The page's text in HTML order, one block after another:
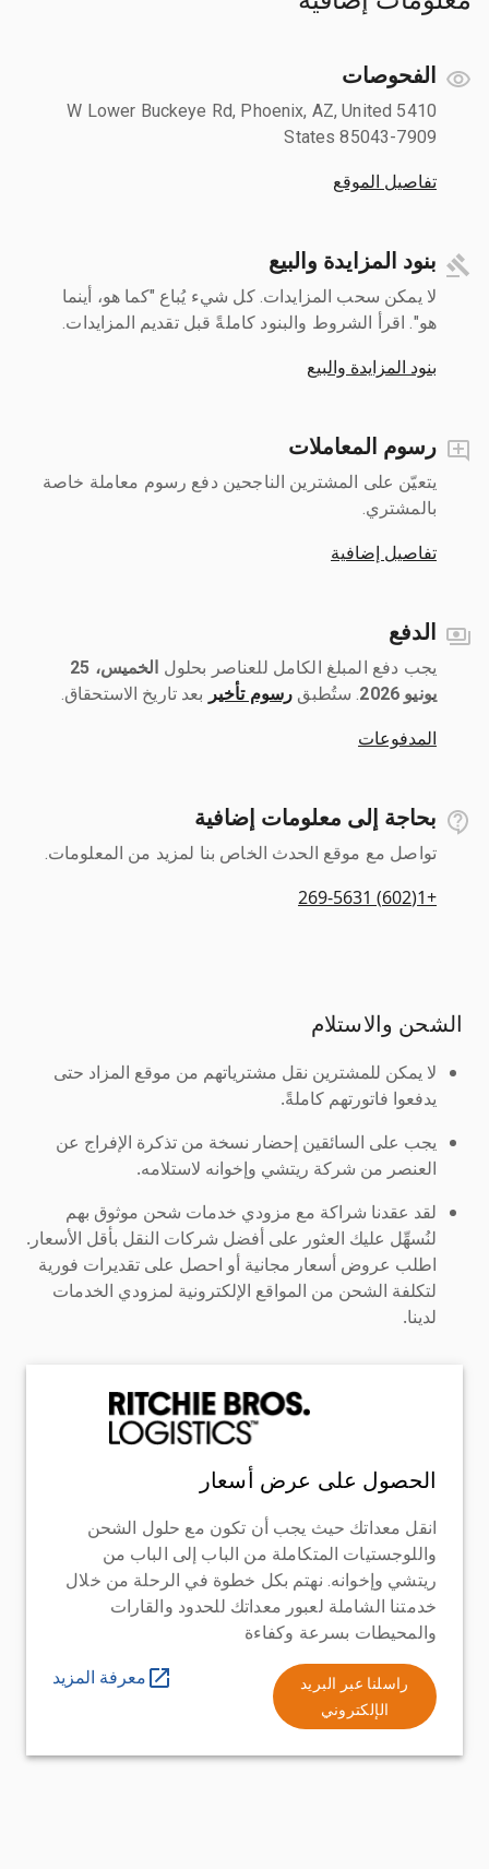
الفحوصات
5410 W Lower Buckeye Rd, Phoenix, AZ, United
States 85043-7909
تفاصيل الموقع
بنود المزايدة والبيع
لا يمكن سحب المزايدات. كل شيء يُباع "كما هو، أينما
هو". اقرأ الشروط والبنود كاملةً قبل تقديم المزايدات.
بنود المزايدة والبيع
رسوم المعاملات
يتعيّن على المشترين الناجحين دفع رسوم معاملة خاصة
بالمشتري.
تفاصيل إضافية
الدفع
يجب دفع المبلغ الكامل للعناصر بحلول ‎
الخميس، 25
يونيو 2026
رسوم تأخير بعد تاريخ الاستحقاق.
المدفوعات
بحاجة إلى معلومات إضافية
تواصل مع موقع الحدث الخاص بنا لمزيد من المعلومات.
+1(602) 269-5631
الشحن والاستلام
لا يمكن للمشترين نقل مشترياتهم من موقع المزاد حتى
يدفعوا فاتورتهم كاملةً.
يجب على السائقين إحضار نسخة من تذكرة الإفراج عن
العنصر من شركة ريتشي وإخوانه لاستلامه.
لقد عقدنا شراكة مع مزودي خدمات شحن موثوق بهم
لنُسهِّل عليك العثور على أفضل شركات النقل بأقل الأسعار.
اطلب عروض أسعار مجانية أو احصل على تقديرات فورية
لتكلفة الشحن من المواقع الإلكترونية لمزودي الخدمات
لدينا.
الحصول على عرض أسعار
انقل معداتك حيث يجب أن تكون مع حلول الشحن
واللوجستيات المتكاملة من الباب إلى الباب من
ريتشي وإخوانه. نهتم بكل خطوة في الرحلة من خلال
خدمتنا الشاملة لعبور معداتك للحدود والقارات
والمحيطات بسرعة وكفاءة
راسلنا عبر البريد
الإلكتروني
معرفة المزيد